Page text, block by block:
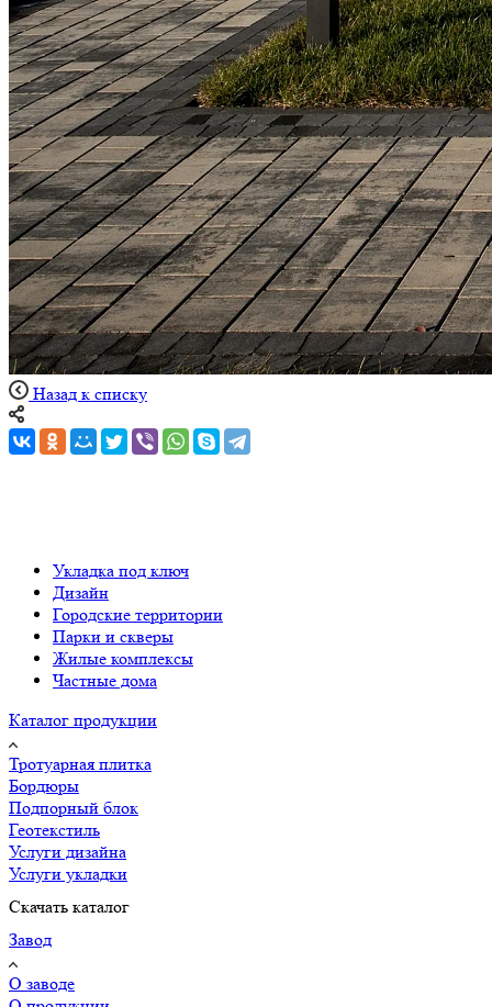
Назад к списку
Укладка под ключ
Дизайн
Городские территории
Парки и скверы
Жилые комплексы
Частные дома
Каталог продукции
Тротуарная плитка
Бордюры
Подпорный блок
Геотекстиль
Услуги дизайна
Услуги укладки
Скачать каталог
Завод
О заводе